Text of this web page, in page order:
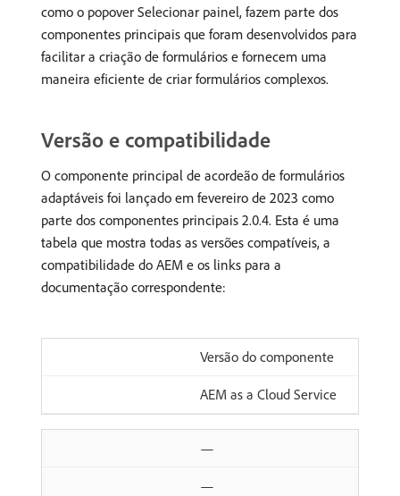
como o popover Selecionar painel, fazem parte dos
componentes principais que foram desenvolvidos para
facilitar a criação de formulários e fornecem uma
maneira eficiente de criar formulários complexos.
Versão e compatibilidade
O componente principal de acordeão de formulários
adaptáveis foi lançado em fevereiro de 2023 como
parte dos componentes principais 2.0.4. Esta é uma
tabela que mostra todas as versões compatíveis, a
compatibilidade do AEM e os links para a
documentação correspondente:
Versão do componente
AEM as a Cloud Service
—
—